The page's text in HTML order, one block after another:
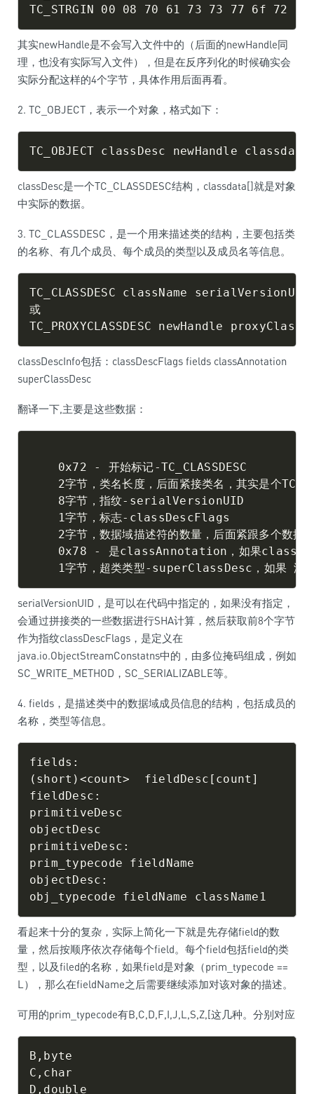
其实newHandle是不会写入文件中的（后面的newHandle同
理，也没有实际写入文件），但是在反序列化的时候确实会
实际分配这样的4个字节，具体作用后面再看。
2. TC_OBJECT，表示一个对象，格式如下：
classDesc是一个TC_CLASSDESC结构，classdata[]就是对象
中实际的数据。
3. TC_CLASSDESC，是一个用来描述类的结构，主要包括类
的名称、有几个成员、每个成员的类型以及成员名等信息。
TC_CLASSDESC className
或
classDescInfo包括：classDescFlags fields classAnnotation
superClassDesc
翻译一下,主要是这些数据：
    0x72 - 开始标记-TC_CLASSDESC
2字节，类名长度，后面紧接类名，其实是个
    8字节，指纹-serialVersionUID
    1字节，标志-classDescFlags
2字节，数据域描述符的数量，后面紧跟多个数据
0x78 - 是classAnnotation，如果
serialVersionUID，是可以在代码中指定的，如果没有指定，
会通过拼接类的一些数据进行SHA计算，然后获取前8个字节
作为指纹classDescFlags，是定义在
java.io.ObjectStreamConstatns中的，由多位掩码组成，例如
SC_WRITE_METHOD，SC_SERIALIZABLE等。
4. fields，是描述类中的数据域成员信息的结构，包括成员的
名称，类型等信息。
fields:
(short)<count>  fieldDesc[count]
fieldDesc:
primitiveDesc
objectDesc
primitiveDesc:
prim_typecode fieldName
objectDesc:
看起来十分的复杂，实际上简化一下就是先存储field的数
量，然后按顺序依次存储每个field。每个field包括field的类
型，以及filed的名称，如果field是对象（prim_typecode ==
L），那么在fieldName之后需要继续添加对该对象的描述。
可用的prim_typecode有B,C,D,F,I,J,L,S,Z,[这几种。分别对应
B,byte
C,char
D,double